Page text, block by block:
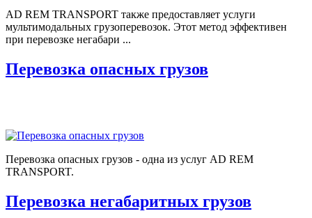
AD REM TRANSPORT также предоставляет услуги
мультимодальных грузоперевозок. Этот метод эффективен
при перевозке негабари ...
Перевозка опасных грузов
Перевозка опасных грузов - одна из услуг AD REM
TRANSPORT.
Перевозка негабаритных грузов